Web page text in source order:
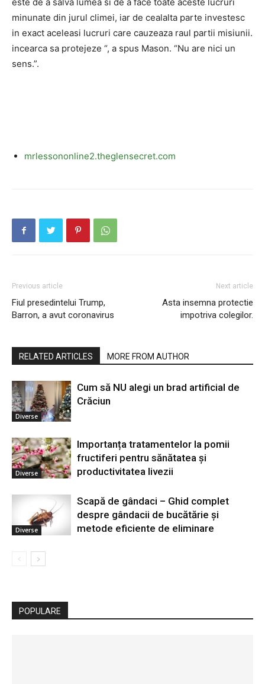
minunate din jurul climei, iar de cealalta parte investesc
in exact aceleasi lucruri care cauzeaza raul partii misiunii.
incearca sa protejeze “, a spus Mason. “Nu are nici un
sens.”.
mrlessononline2.theglensecret.com
Previous article
Fiul presedintelui Trump,
Barron, a avut coronavirus
Next article
Asta insemna protectie
impotriva colegilor.
RELATED ARTICLES MORE FROM AUTHOR
Diverse
Cum să NU alegi un brad artificial de
Crăciun
Diverse
Importanța tratamentelor la pomii
fructiferi pentru sănătatea și
productivitatea livezii
Diverse
Scapă de gândaci – Ghid complet
despre gândacii de bucătărie și
metode eficiente de eliminare
POPULARE